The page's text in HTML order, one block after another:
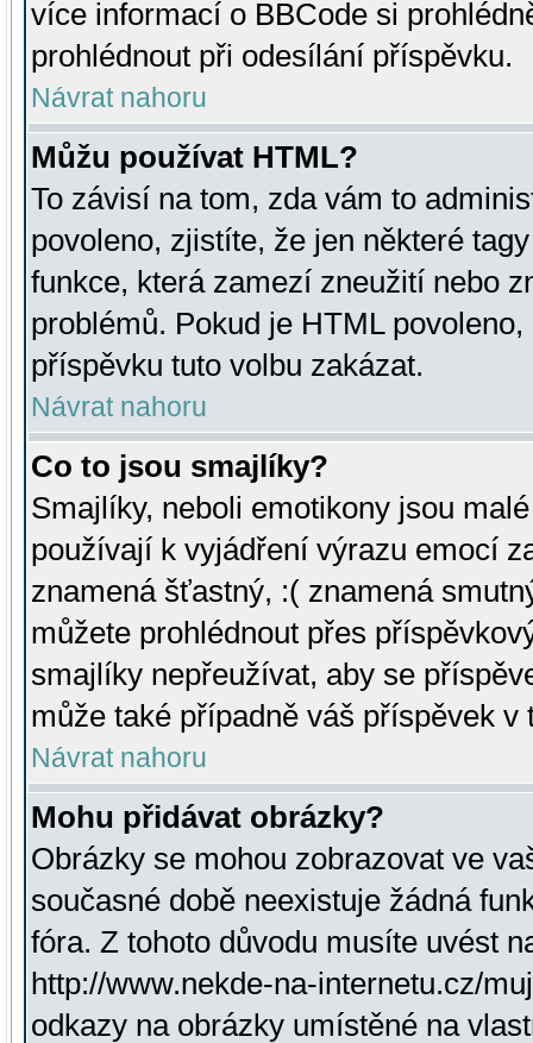
více informací o BBCode si
prohlédnout při odesílání příspěvku.
Návrat nahoru
Můžu používat HTML?
To závisí na tom, zda vám to
povoleno, zjistíte, že jen některé
funkce, která zamezí zneužití nebo
problémů. Pokud je HTML
příspěvku tuto volbu zakázat.
Návrat nahoru
Co to jsou smajlíky?
Smajlíky, neboli emotikony jsou
používají k vyjádření výrazu emocí
znamená šťastný, :( znamená
můžete prohlédnout přes
smajlíky nepřeužívat, aby se
může také případně váš příspěvek v
Návrat nahoru
Mohu přidávat obrázky?
Obrázky se mohou zobrazovat ve
současné době neexistuje žádná
fóra. Z tohoto důvodu musíte uvést
http://www.nekde-na-internetu.cz/
odkazy na obrázky umístěné na